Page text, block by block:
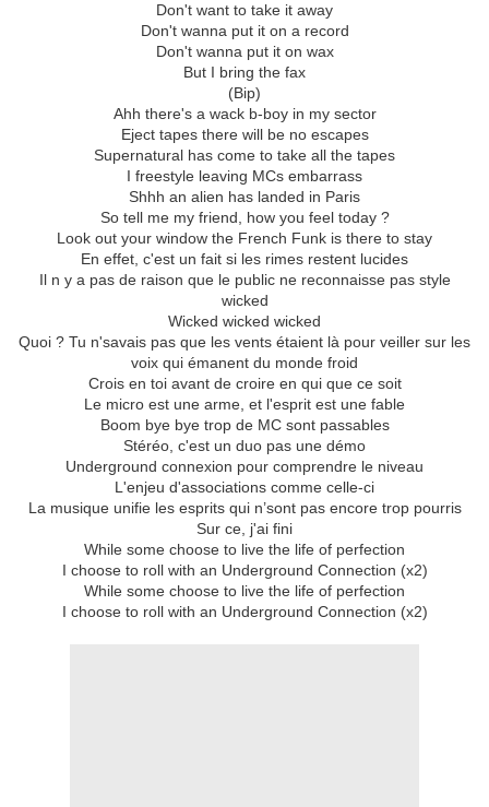
Don't want to take it away
Don't wanna put it on a record
Don't wanna put it on wax
But I bring the fax
(Bip)
Ahh there's a wack b-boy in my sector
Eject tapes there will be no escapes
Supernatural has come to take all the tapes
I freestyle leaving MCs embarrass
Shhh an alien has landed in Paris
So tell me my friend, how you feel today ?
Look out your window the French Funk is there to stay
En effet, c'est un fait si les rimes restent lucides
Il n y a pas de raison que le public ne reconnaisse pas style
wicked
Wicked wicked wicked
Quoi ? Tu n'savais pas que les vents étaient là pour veiller sur les
voix qui émanent du monde froid
Crois en toi avant de croire en qui que ce soit
Le micro est une arme, et l'esprit est une fable
Boom bye bye trop de MC sont passables
Stéréo, c'est un duo pas une démo
Underground connexion pour comprendre le niveau
L'enjeu d'associations comme celle-ci
La musique unifie les esprits qui n’sont pas encore trop pourris
Sur ce, j'ai fini
While some choose to live the life of perfection
I choose to roll with an Underground Connection (x2)
While some choose to live the life of perfection
I choose to roll with an Underground Connection (x2)